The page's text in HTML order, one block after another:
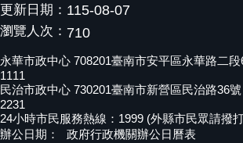
更新日期： 115-08-07
瀏覽人次： 710
永華市政中心 708201臺南市安平區永華路二
1111
民治市政中心 730201臺南市新營區民治路36
2231
24小時市民服務熱線：1999 (外縣市民眾請撥
辦公日期：
政府行政機關辦公日曆表